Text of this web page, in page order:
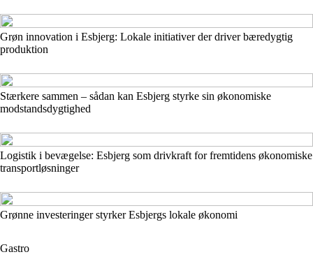
Grøn innovation i Esbjerg: Lokale initiativer der driver bæredygtig
produktion
Stærkere sammen – sådan kan Esbjerg styrke sin økonomiske
modstandsdygtighed
Logistik i bevægelse: Esbjerg som drivkraft for fremtidens økonomiske
transportløsninger
Grønne investeringer styrker Esbjergs lokale økonomi
Gastro